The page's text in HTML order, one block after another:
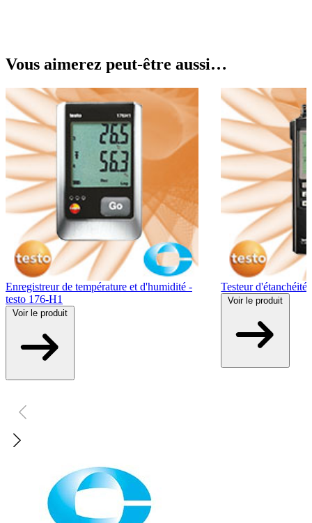
Vous aimerez peut-être aussi…
Enregistreur de température et d'humidité -
testo 176-H1
Voir le produit
Testeur d'étanchéité
Voir le produit